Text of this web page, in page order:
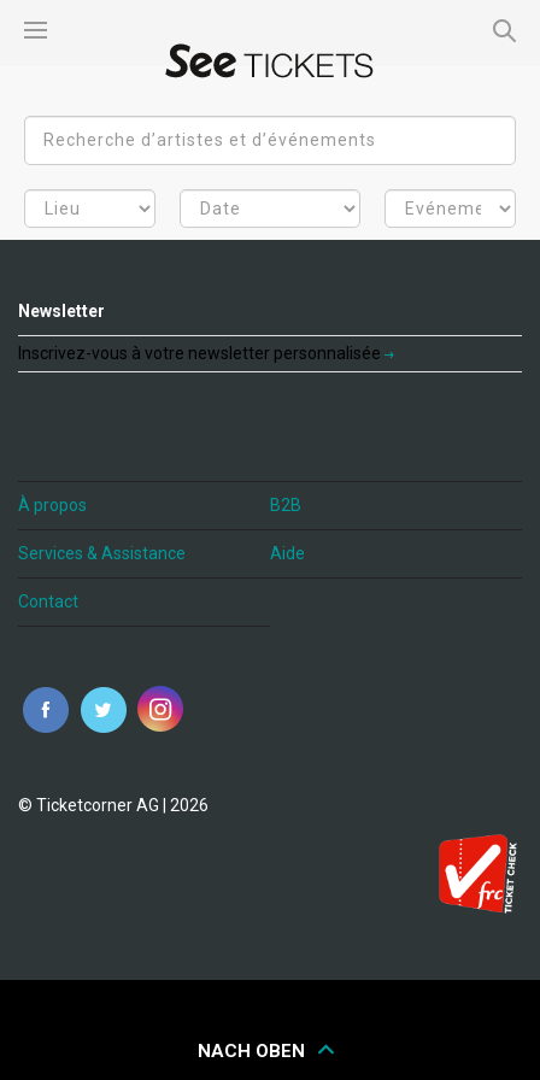
Newsletter
Inscrivez-vous à votre newsletter personnalisée
À propos B2B
Services & Assistance Aide
Contact
fr
© Ticketcorner AG | 2026
NACH OBEN